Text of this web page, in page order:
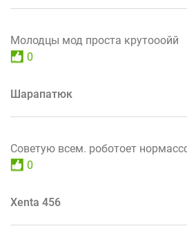
Молодцы мод проста крутооойй
0
Шарапатюк
Советую всем. роботоет
0
Xenta 456